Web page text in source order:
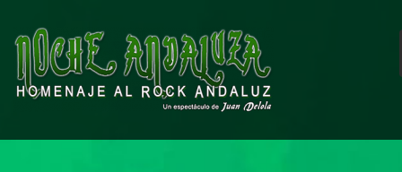
contenido